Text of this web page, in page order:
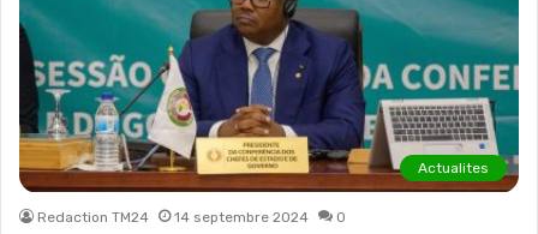
Actualites
Redaction TM24 14 septembre 2024 0